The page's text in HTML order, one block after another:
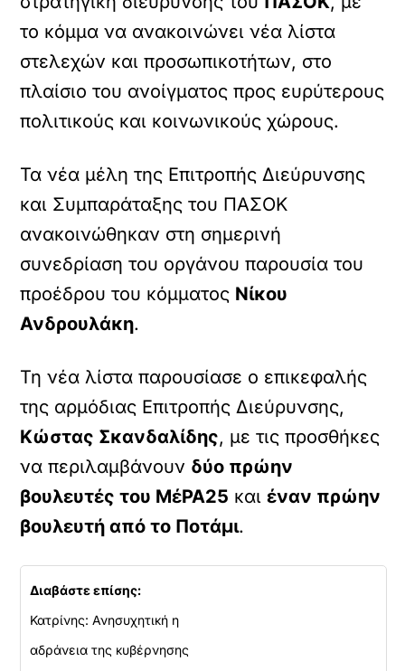
το κόμμα να ανακοινώνει νέα λίστα
στελεχών και προσωπικοτήτων, στο
πλαίσιο του ανοίγματος προς ευρύτερους
πολιτικούς και κοινωνικούς χώρους.
Τα νέα μέλη της Επιτροπής Διεύρυνσης
και Συμπαράταξης του ΠΑΣΟΚ
ανακοινώθηκαν στη σημερινή
συνεδρίαση του οργάνου παρουσία του
προέδρου του κόμματος Νίκου
Ανδρουλάκη.
Τη νέα λίστα παρουσίασε ο επικεφαλής
της αρμόδιας Επιτροπής Διεύρυνσης,
Κώστας Σκανδαλίδης, με τις προσθήκες
να περιλαμβάνουν δύο πρώην
βουλευτές του ΜέΡΑ25 καιέναν πρώην
βουλευτή από το Ποτάμι.
Διαβάστε επίσης:
Κατρίνης: Ανησυχητική η
αδράνεια της κυβέρνησης